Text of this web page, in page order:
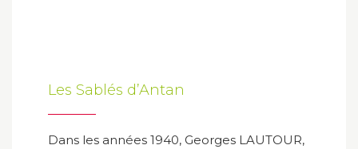
Les Sablés d’Antan
Dans les années 1940, Georges LAUTOUR,